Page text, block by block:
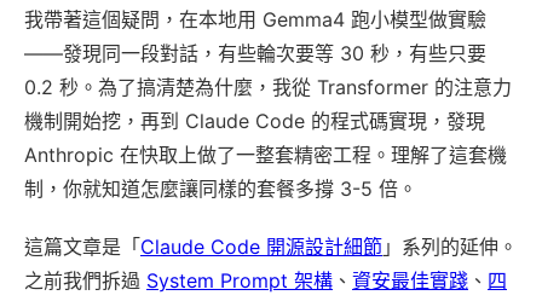
我帶著這個疑問，在本地用 Gemma4 跑小模型做實驗
——發現同一段對話，有些輪次要等 30 秒，有些只要
0.2 秒。為了搞清楚為什麼，我從 Transformer 的注意力
機制開始挖，再到 Claude Code 的程式碼實現，發現
Anthropic 在快取上做了一整套精密工程。理解了這套機
制，你就知道怎麼讓同樣的套餐多撐 3-5 倍。
這篇文章是「Claude Code 開源設計細節 」系列的延伸。
之前我們拆過 System Prompt 架構 、 資安最佳實踐 、 四